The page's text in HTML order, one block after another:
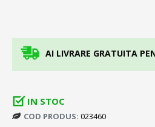
AI LIVRARE GRATUITA
IN STOC
COD PRODUS: 023460